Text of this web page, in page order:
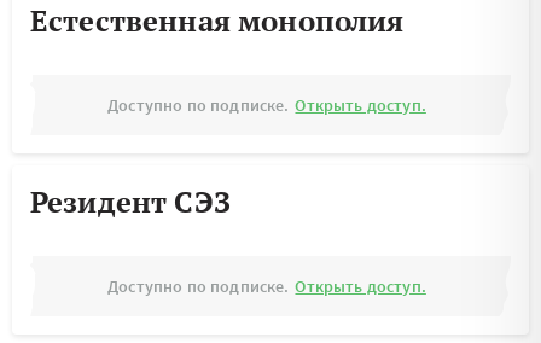
Естественная монополия
Доступно по подписке. Открыть доступ.
Резидент СЭЗ
Доступно по подписке. Открыть доступ.